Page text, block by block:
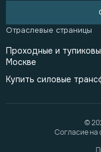
Проходные и
Москве
Купить силовые
©
Согласие на